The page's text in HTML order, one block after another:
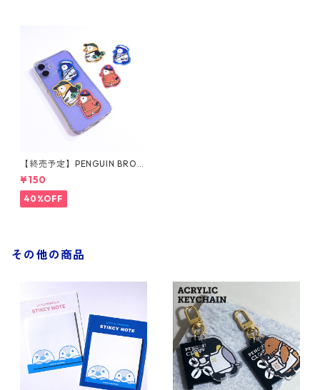
【終売予定】PENGUIN BROT
HERS ミニステッカー
¥150
40%OFF
その他の商品